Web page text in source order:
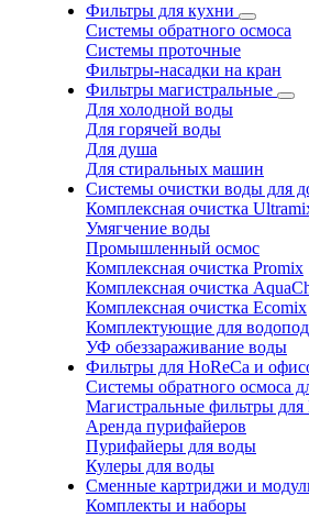
Фильтры для кухни
Системы обратного осмоса
Системы проточные
Фильтры-насадки на кран
Фильтры магистральные
Для холодной воды
Для горячей воды
Для душа
Для стиральных машин
Системы очистки воды для
Комплексная очистка
Умягчение воды
Промышленный осмос
Комплексная очистка Promix
Комплексная очистка
Комплексная очистка Ecomix
Комплектующие для
УФ обеззараживание воды
Фильтры для HoReCa и
Системы обратного осмоса
Магистральные фильтры для
Аренда пурифайеров
Пурифайеры для воды
Кулеры для воды
Сменные картриджи и
Комплекты и наборы